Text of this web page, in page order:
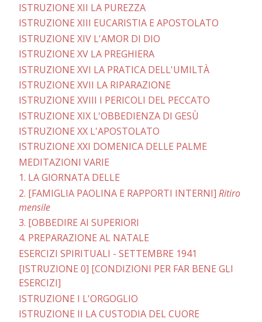
ISTRUZIONE XII LA PUREZZA
ISTRUZIONE XIII EUCARISTIA E APOSTOLATO
ISTRUZIONE XIV L'AMOR DI DIO
ISTRUZIONE XV LA PREGHIERA
ISTRUZIONE XVI LA PRATICA DELL'UMILTÀ
ISTRUZIONE XVII LA RIPARAZIONE
ISTRUZIONE XVIII I PERICOLI DEL PECCATO
ISTRUZIONE XIX L'OBBEDIENZA DI GESÙ
ISTRUZIONE XX L'APOSTOLATO
ISTRUZIONE XXI DOMENICA DELLE PALME
MEDITAZIONI VARIE
1. LA GIORNATA DELLE
2. [FAMIGLIA PAOLINA E RAPPORTI INTERNI] Ritiro
mensile
3. [OBBEDIRE AI SUPERIORI
4. PREPARAZIONE AL NATALE
ESERCIZI SPIRITUALI - SETTEMBRE 1941
[ISTRUZIONE 0] [CONDIZIONI PER FAR BENE GLI
ESERCIZI]
ISTRUZIONE I L'ORGOGLIO
ISTRUZIONE II LA CUSTODIA DEL CUORE